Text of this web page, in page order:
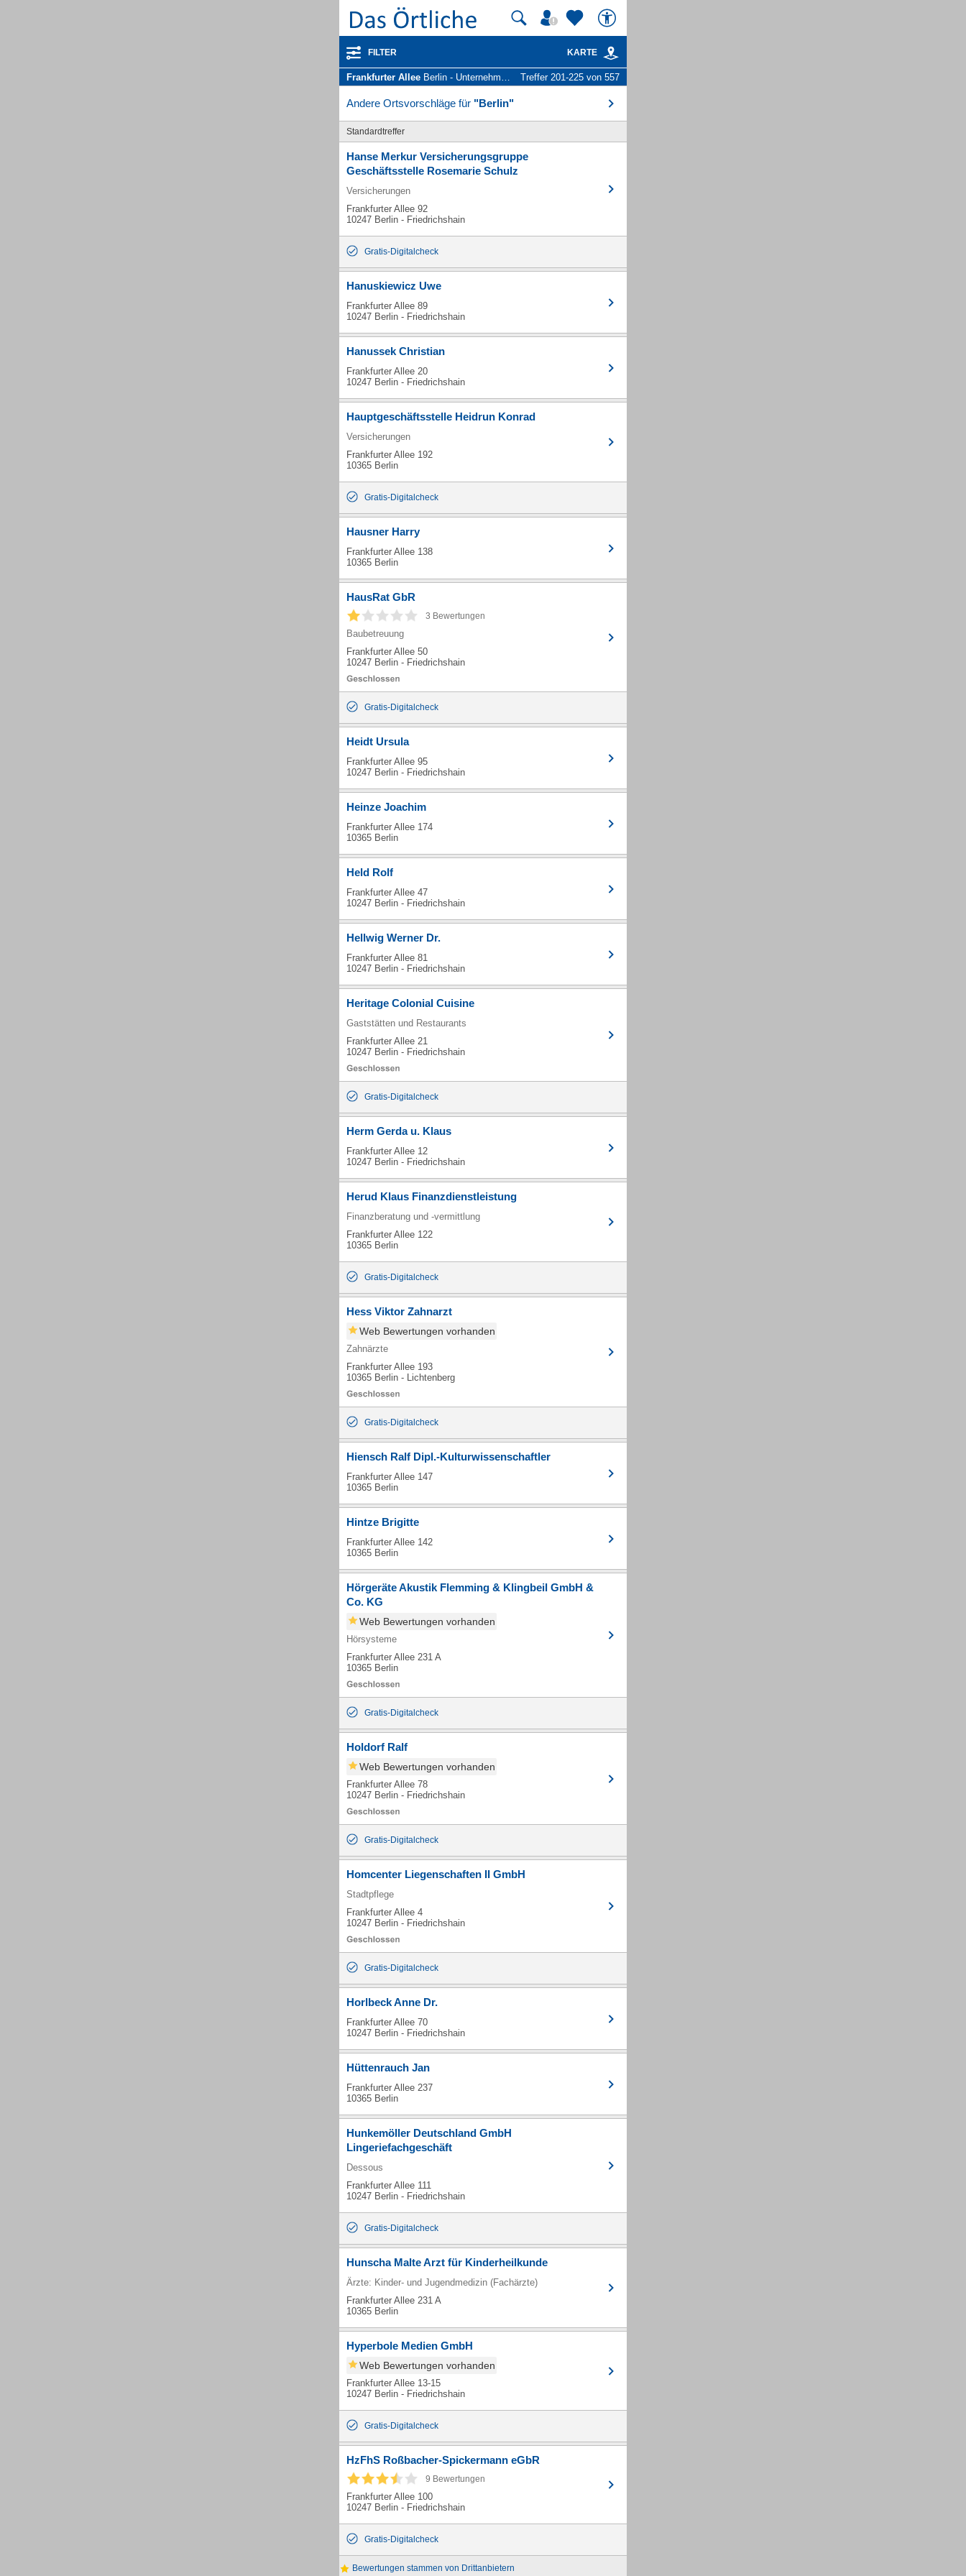
FILTER KARTE
Frankfurter Allee Berlin - Unternehmen und Personen Treffer 201-225 von 557
Andere Ortsvorschläge für "Berlin"
Standardtreffer
Hanse Merkur Versicherungsgruppe
Geschäftsstelle Rosemarie Schulz
Versicherungen
Frankfurter Allee 92
10247 Berlin - Friedrichshain
Gratis-Digitalcheck
Hanuskiewicz Uwe
Frankfurter Allee 89
10247 Berlin - Friedrichshain
Hanussek Christian
Frankfurter Allee 20
10247 Berlin - Friedrichshain
Hauptgeschäftsstelle Heidrun Konrad
Versicherungen
Frankfurter Allee 192
10365 Berlin
Gratis-Digitalcheck
Hausner Harry
Frankfurter Allee 138
10365 Berlin
HausRat GbR
3 Bewertungen
Baubetreuung
Frankfurter Allee 50
10247 Berlin - Friedrichshain
Gratis-Digitalcheck
Heidt Ursula
Frankfurter Allee 95
10247 Berlin - Friedrichshain
Heinze Joachim
Frankfurter Allee 174
10365 Berlin
Held Rolf
Frankfurter Allee 47
10247 Berlin - Friedrichshain
Hellwig Werner Dr.
Frankfurter Allee 81
10247 Berlin - Friedrichshain
Heritage Colonial Cuisine
Gaststätten und Restaurants
Frankfurter Allee 21
10247 Berlin - Friedrichshain
Gratis-Digitalcheck
Herm Gerda u. Klaus
Frankfurter Allee 12
10247 Berlin - Friedrichshain
Herud Klaus Finanzdienstleistung
Finanzberatung und -vermittlung
Frankfurter Allee 122
10365 Berlin
Gratis-Digitalcheck
Hess Viktor Zahnarzt
Web Bewertungen vorhanden
Zahnärzte
Frankfurter Allee 193
10365 Berlin - Lichtenberg
Gratis-Digitalcheck
Hiensch Ralf Dipl.-Kulturwissenschaftler
Frankfurter Allee 147
10365 Berlin
Hintze Brigitte
Frankfurter Allee 142
10365 Berlin
Hörgeräte Akustik Flemming & Klingbeil GmbH &
Co. KG
Web Bewertungen vorhanden
Hörsysteme
Frankfurter Allee 231 A
10365 Berlin
Gratis-Digitalcheck
Holdorf Ralf
Web Bewertungen vorhanden
Frankfurter Allee 78
10247 Berlin - Friedrichshain
Gratis-Digitalcheck
Homcenter Liegenschaften II GmbH
Stadtpflege
Frankfurter Allee 4
10247 Berlin - Friedrichshain
Gratis-Digitalcheck
Horlbeck Anne Dr.
Frankfurter Allee 70
10247 Berlin - Friedrichshain
Hüttenrauch Jan
Frankfurter Allee 237
10365 Berlin
Hunkemöller Deutschland GmbH
Lingeriefachgeschäft
Dessous
Frankfurter Allee 111
10247 Berlin - Friedrichshain
Gratis-Digitalcheck
Hunscha Malte Arzt für Kinderheilkunde
Ärzte: Kinder- und Jugendmedizin (Fachärzte)
Frankfurter Allee 231 A
10365 Berlin
Hyperbole Medien GmbH
Web Bewertungen vorhanden
Frankfurter Allee 13-15
10247 Berlin - Friedrichshain
Gratis-Digitalcheck
HzFhS Roßbacher-Spickermann eGbR
9 Bewertungen
Frankfurter Allee 100
10247 Berlin - Friedrichshain
Gratis-Digitalcheck
Bewertungen stammen von Drittanbietern